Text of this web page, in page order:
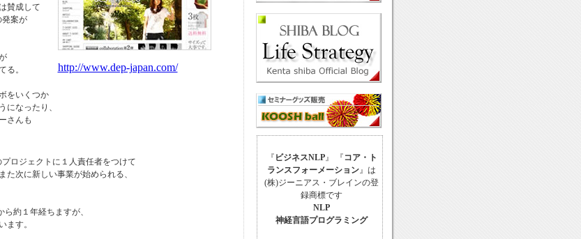
賛成して
発案が
る。
をいくつか
になったり、
さんも
http://www.dep-japan.com/
ロジェクトに１人責任者をつけて
次に新しい事業が始められる、
約１年経ちますが、
ます。
『 ビジネスNLP』 『コア・ト
ランスフォーメーション』は
(株)ジーニアス・ブレインの登
録商標です
NLP
神経言語プログラミング